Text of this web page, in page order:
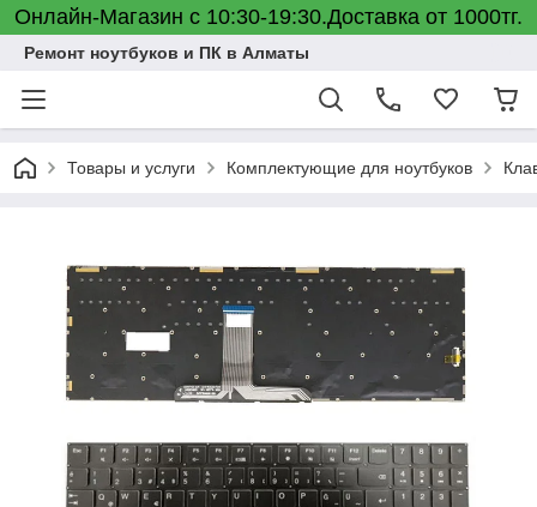
Онлайн-Магазин с 10:30-19:30.Доставка от 1000тг.
Ремонт ноутбуков и ПК в Алматы
Товары и услуги Комплектующие для ноутбуков